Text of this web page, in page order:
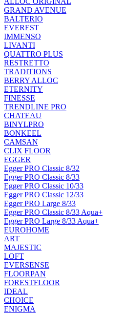
GRAND AVENUE
BALTERIO
EVEREST
IMMENSO
LIVANTI
QUATTRO PLUS
RESTRETTO
TRADITIONS
BERRY ALLOC
ETERNITY
FINESSE
TRENDLINE PRO
CHATEAU
BINYLPRO
BONKEEL
CAMSAN
CLIX FLOOR
EGGER
Egger PRO Classic 8/32
Egger PRO Classic 8/33
Egger PRO Classic 10/33
Egger PRO Classic 12/33
Egger PRO Large 8/33
Egger PRO Classic 8/33 Aqua+
Egger PRO Large 8/33 Aqua+
EUROHOME
ART
MAJESTIC
LOFT
EVERSENSE
FLOORPAN
FORESTFLOOR
IDEAL
CHOICE
ENIGMA